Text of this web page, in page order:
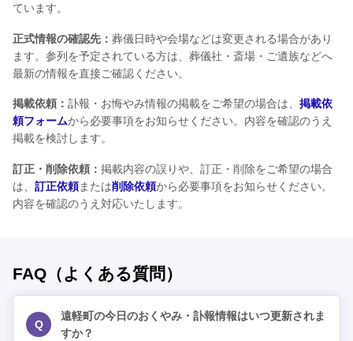
ています。
正式情報の確認先： 葬儀日時や会場などは変更される場合があり
ます。参列を予定されている方は、葬儀社・斎場・ご遺族などへ
最新の情報を直接ご確認ください。
掲載依頼： 訃報・お悔やみ情報の掲載をご希望の場合は、 掲載依
頼フォームから必要事項をお知らせください。内容を確認のうえ
掲載を検討します。
訂正・削除依頼： 掲載内容の誤りや、訂正・削除をご希望の場合
は、 訂正依頼または削除依頼から必要事項をお知らせください。
内容を確認のうえ対応いたします。
FAQ（よくある質問）
Q
遠軽町の今日のおくやみ・訃報情報はいつ更新されま
すか？